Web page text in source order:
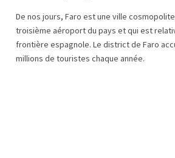
De nos jours, Faro est une ville
troisième aéroport du pays et qui est
frontière espagnole. Le district de Faro
millions de touristes chaque année.